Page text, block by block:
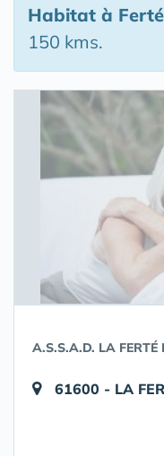
Habitat à
150 kms.
A.S.S.A.D. LA FERTÉ
61600 - LA